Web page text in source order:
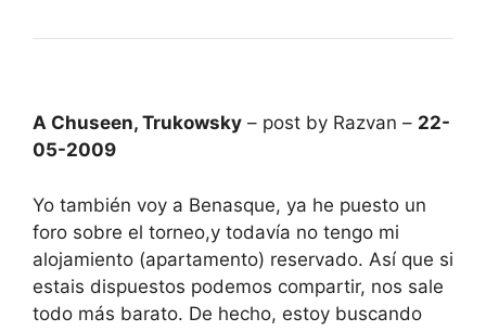
A Chuseen, Trukowsky – post by Razvan – 22-
05-2009
Yo también voy a Benasque, ya he puesto un
foro sobre el torneo,y todavía no tengo mi
alojamiento (apartamento) reservado. Así que si
estais dispuestos podemos compartir, nos sale
todo más barato. De hecho, estoy buscando